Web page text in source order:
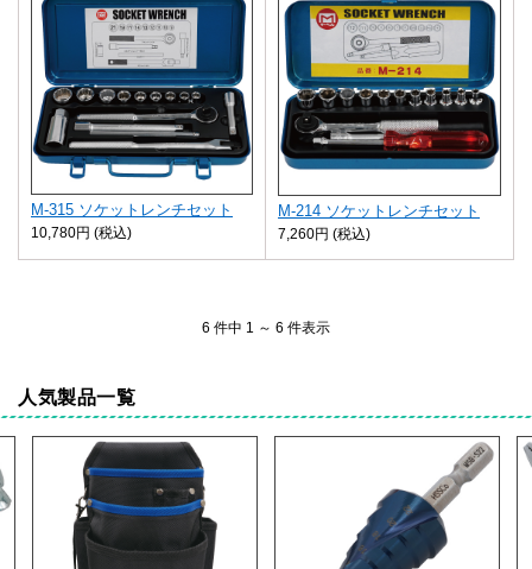
M-315 ソケットレンチセット
10,780円 (税込)
M-214 ソケットレンチセット
7,260円 (税込)
6 件中 1 ～ 6 件表示
人気製品一覧